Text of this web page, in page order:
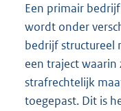
Een primair
wordt onder
bedrijf structureel
een traject waarin
strafrechtelijk
toegepast. Dit is